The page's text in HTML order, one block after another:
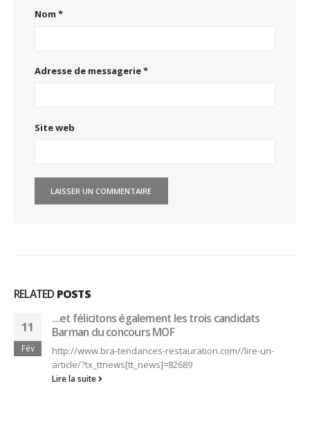
Nom *
Adresse de messagerie*
Site web
RELATED POSTS
11
Fév
…et félicitons également les trois candidats
Barman du concours MOF
http://www.bra-tendances-restauration.com//lire-un-
article/?tx_ttnews[tt_news]=82689
Lire la suite